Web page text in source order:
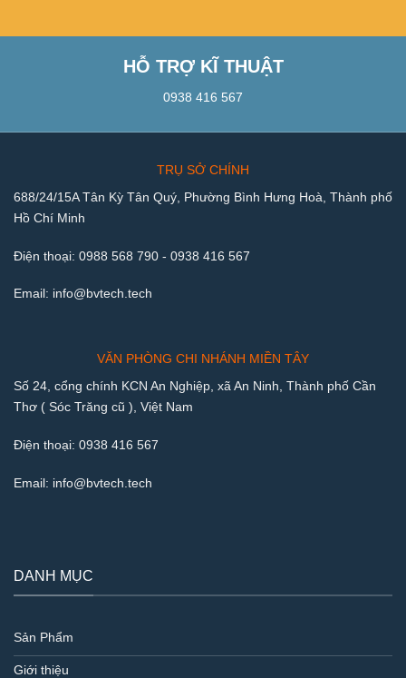
HỖ TRỢ KĨ THUẬT
0938 416 567
TRỤ SỞ CHÍNH
688/24/15A Tân Kỳ Tân Quý, Phường Bình Hưng Hoà, Thành phố
Hồ Chí Minh
Điện thoại: 0988 568 790 - 0938 416 567
Email: info@bvtech.tech
VĂN PHÒNG CHI NHÁNH MIỀN TÂY
Số 24, cổng chính KCN An Nghiệp, xã An Ninh, Thành phố Cần
Thơ ( Sóc Trăng cũ ), Việt Nam
Điện thoại: 0938 416 567
Email: info@bvtech.tech
DANH MỤC
Sản Phẩm
Giới thiệu